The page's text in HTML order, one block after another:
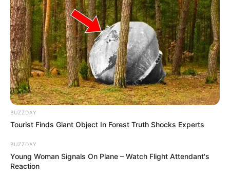
BUZZDAY
Tourist Finds Giant Object In Forest Truth Shocks Experts
BUZZDAY
Young Woman Signals On Plane – Watch Flight Attendant's
Reaction